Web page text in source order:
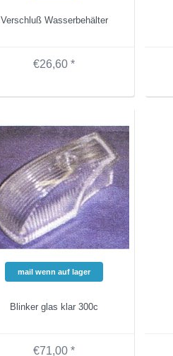
Verschluß Wasserbehälter
€26,60 *
mail wenn auf lager
Blinker glas klar 300c
€71,00 *